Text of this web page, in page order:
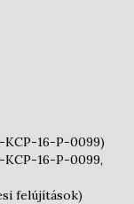
KCP-16-P-0099)
KCP-16-P-0099,
felújítások)